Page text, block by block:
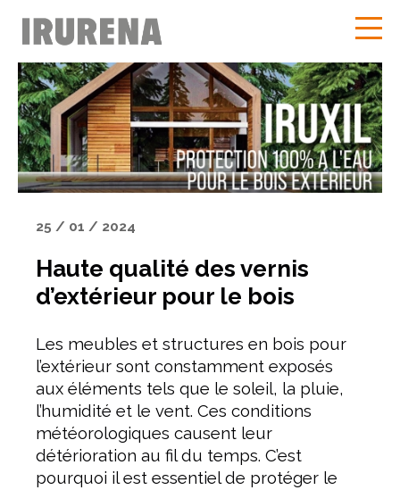
25 / 01 / 2024
Haute qualité des vernis
d’extérieur pour le bois
Les meubles et structures en bois pour
l’extérieur sont constamment exposés
aux éléments tels que le soleil, la pluie,
l’humidité et le vent. Ces conditions
météorologiques causent leur
détérioration au fil du temps. C’est
pourquoi il est essentiel de protéger le